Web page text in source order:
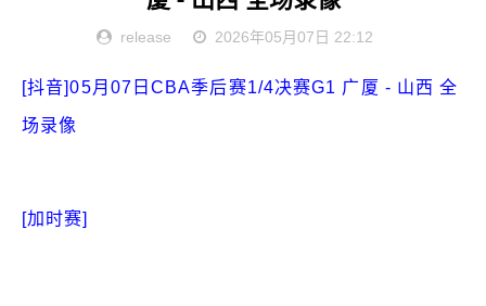
release 2026年05月07日 22:12
[抖音]05月07日CBA季后赛1/4决赛G1 广厦 - 山西 全
场录像
[加时赛]